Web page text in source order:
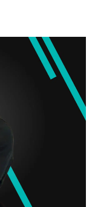
de
scanner,
Imagerie
Olympe
!